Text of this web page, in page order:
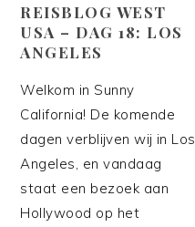
REISBLOG WEST
USA – DAG 18: LOS
ANGELES
Welkom in Sunny
California! De komende
dagen verblijven wij in Los
Angeles, en vandaag
staat een bezoek aan
Hollywood op het